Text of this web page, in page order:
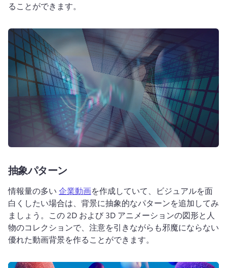
ることができます。
抽象パターン
情報量の多い 企業動画を作成していて、ビジュアルを面
白くしたい場合は、背景に抽象的なパターンを追加してみ
ましょう。 この 2D および 3D アニメーションの図形と人
物のコレクションで、注意を引きながらも邪魔にならない
優れた動画背景を作ることができます。